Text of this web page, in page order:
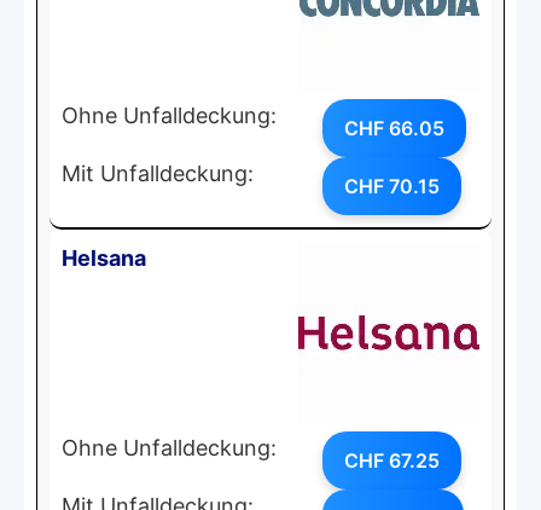
Ohne Unfalldeckung: CHF 66.05
Mit Unfalldeckung: CHF 70.15
Helsana
Ohne Unfalldeckung: CHF 67.25